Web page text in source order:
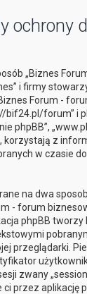
ochrony
„Biznes
i firmy
Forum -
bif24.pl/forum” i
phpBB”,
korzystają z
w czasie
na dwa
- forum
phpBB tworzy
przeglądarki.
zwany
przez aplikację